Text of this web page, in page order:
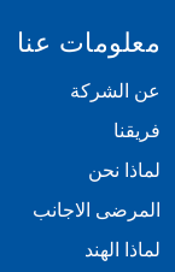
معلومات عنا
عن الشركة
فريقنا
لماذا نحن
المرضى الاجانب
لماذا الهند